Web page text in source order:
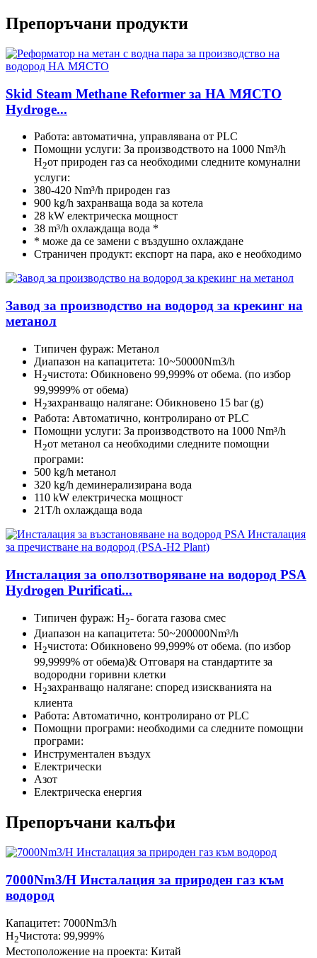
Препоръчани продукти
Skid Steam Methane Reformer за НА МЯСТО
Hydroge...
Работа: автоматична, управлявана от PLC
Помощни услуги: За производството на 1000 Nm³/h
H2от природен газ са необходими следните комунални
услуги:
380-420 Nm³/h природен газ
900 kg/h захранваща вода за котела
28 kW електрическа мощност
38 m³/h охлаждаща вода *
* може да се замени с въздушно охлаждане
Страничен продукт: експорт на пара, ако е необходимо
Завод за производство на водород за крекинг на
метанол
Типичен фураж: Метанол
Диапазон на капацитета: 10~50000Nm3/h
H2чистота: Обикновено 99,999% от обема. (по избор
99,9999% от обема)
H2захранващо налягане: Обикновено 15 bar (g)
Работа: Автоматично, контролирано от PLC
Помощни услуги: За производството на 1000 Nm³/h
H2от метанол са необходими следните помощни
програми:
500 kg/h метанол
320 kg/h деминерализирана вода
110 kW електрическа мощност
21T/h охлаждаща вода
Инсталация за оползотворяване на водород PSA
Hydrogen Purificati...
Типичен фураж: H2- богата газова смес
Диапазон на капацитета: 50~200000Nm³/h
H2чистота: Обикновено 99,999% от обема. (по избор
99,9999% от обема)& Отговаря на стандартите за
водородни горивни клетки
H2захранващо налягане: според изискванията на
клиента
Работа: Автоматично, контролирано от PLC
Помощни програми: необходими са следните помощни
програми:
Инструментален въздух
Електрически
Азот
Електрическа енергия
Препоръчани калъфи
7000Nm3/H Инсталация за природен газ към
водород
Капацитет: 7000Nm3/h
H2Чистота: 99,999%
Местоположение на проекта: Китай